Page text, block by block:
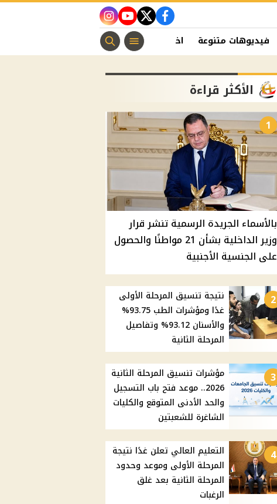
facebook
twitter
youtube
instagram
فيديوهات متنوعة اخبار الفن منوعات مسيحية
الأكثر قراءة
1
بالأسماء الجريدة الرسمية تنشر قرار
وزير الداخلية بشأن 21 مواطنًا والحصول
على الجنسية الأجنبية
2
نتيجة تنسيق المرحلة الأولى
غدًا ومؤشرات الطب 93.75%
والأسنان 93.12% وتفاصيل
المرحلة الثانية
3
مؤشرات تنسيق المرحلة الثانية
2026.. موعد فتح باب التسجيل
والحد الأدنى المتوقع والكليات
الشاغرة للشعبتين
4
التعليم العالي تعلن غدًا نتيجة
المرحلة الأولى وموعد وحدود
المرحلة الثانية بعد غلق
الرغبات